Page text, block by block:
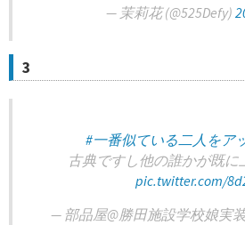
— 茉莉花 (@525Defy)
3
#一番似ている二人をア
古典ですし他の誰かが既
pic.twitter.com/
— 部品屋@勝田施設学校娘実